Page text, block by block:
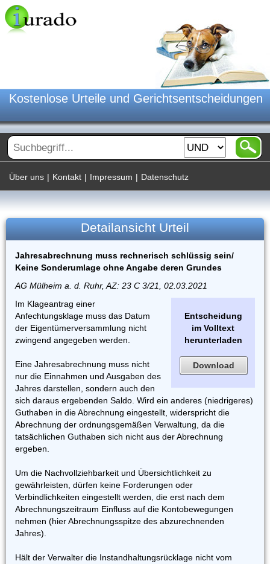
Kostenlose Urteile und Gerichtsentscheidungen
Über uns | Kontakt | Impressum | Datenschutz
Detailansicht Urteil
Jahresabrechnung muss rechnerisch schlüssig sein/
Keine Sonderumlage ohne Angabe deren Grundes
AG Mülheim a. d. Ruhr, AZ: 23 C 3/21, 02.03.2021
Entscheidung
im Volltext
herunterladen
Download
Im Klageantrag einer
Anfechtungsklage muss das Datum
der Eigentümerversammlung nicht
zwingend angegeben werden.
Eine Jahresabrechnung muss nicht
nur die Einnahmen und Ausgaben des
Jahres darstellen, sondern auch den
sich daraus ergebenden Saldo. Wird ein anderes (niedrigeres)
Guthaben in die Abrechnung eingestellt, widerspricht die
Abrechnung der ordnungsgemäßen Verwaltung, da die
tatsächlichen Guthaben sich nicht aus der Abrechnung
ergeben.
Um die Nachvollziehbarkeit und Übersichtlichkeit zu
gewährleisten, dürfen keine Forderungen oder
Verbindlichkeiten eingestellt werden, die erst nach dem
Abrechnungszeitraum Einfluss auf die Kontobewegungen
nehmen (hier Abrechnungsspitze des abzurechnenden
Jahres).
Hält der Verwalter die Instandhaltungsrücklage nicht vom